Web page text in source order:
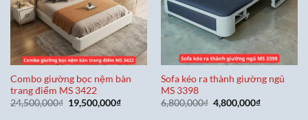
Combo giường bọc nệm bàn
trang điểm MS 3422
24,500,000₫ Giá
gốc
19,500,000₫Giá
Sofa kéo ra thành giường ngủ
MS 3398
6,800,000₫ Giá
gốc
4,800,000₫Giá